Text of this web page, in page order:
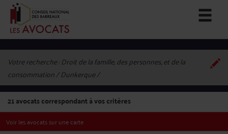
Votre recherche :Droit de la famille, des personnes, et de la
consommation / Dunkerque
21avocats correspondant à vos critères
Voir les avocats sur une carte